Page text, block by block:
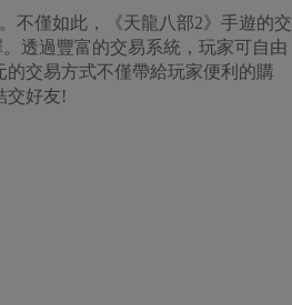
不僅如此，《天龍八部2》手遊的交
透過豐富的交易系統，玩家可自由
交易方式不僅帶給玩家便利的購
交好友!